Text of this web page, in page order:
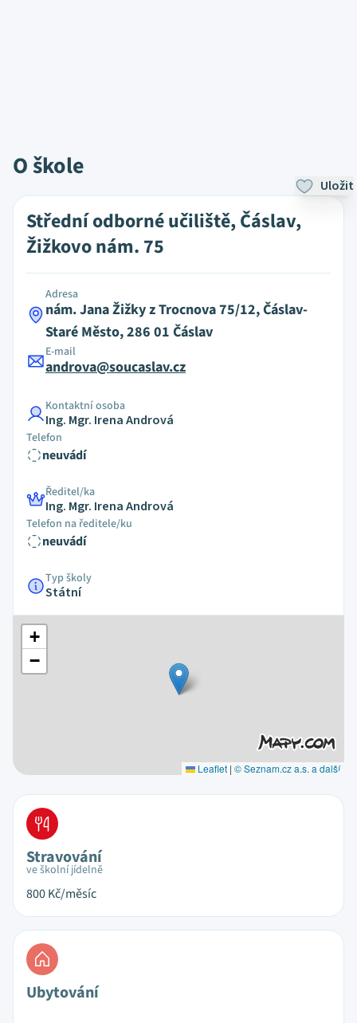
O škole
Uložit
Střední odborné učiliště, Čáslav,
Žižkovo nám. 75
Adresa
nám. Jana Žižky z Trocnova 75/12, Čáslav-
Staré Město, 286 01 Čáslav
E-mail
androva@soucaslav.cz
Kontaktní osoba
Ing. Mgr. Irena Andrová
Telefon
neuvádí
Ředitel/ka
Ing. Mgr. Irena Andrová
Telefon na ředitele/ku
neuvádí
Typ školy
Státní
+
−
Leaflet | © Seznam.cz a.s. a další
Stravování
ve školní jídelně
800Kč/měsíc
Ubytování